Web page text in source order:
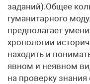
заданий).Общее
гуманитарного
предполагает
хронологии
находить и
явном и неявном
на проверку